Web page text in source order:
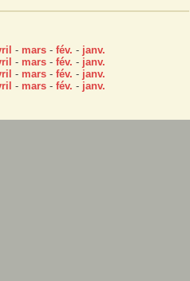
- mars - fév. - janv.
- mars - fév. - janv.
- mars - fév. - janv.
- mars - fév. - janv.